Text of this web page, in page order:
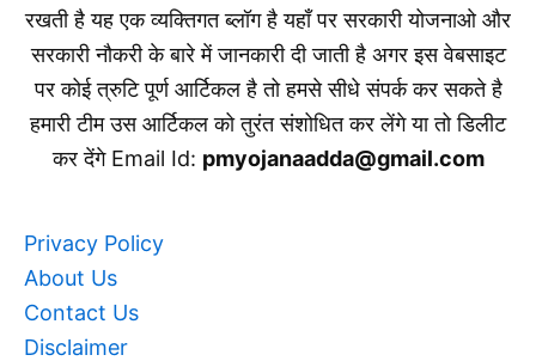
रखती है यह एक व्यक्तिगत ब्लॉग है यहाँ पर सरकारी योजनाओ और
सरकारी नौकरी के बारे में जानकारी दी जाती है अगर इस वेबसाइट
पर कोई त्रुटि पूर्ण आर्टिकल है तो हमसे सीधे संपर्क कर सकते है
हमारी टीम उस आर्टिकल को तुरंत संशोधित कर लेंगे या तो डिलीट
कर देंगे Email Id: pmyojanaadda@gmail.com
Privacy Policy
About Us
Contact Us
Disclaimer